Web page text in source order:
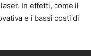
In effetti, come il
e i bassi costi di